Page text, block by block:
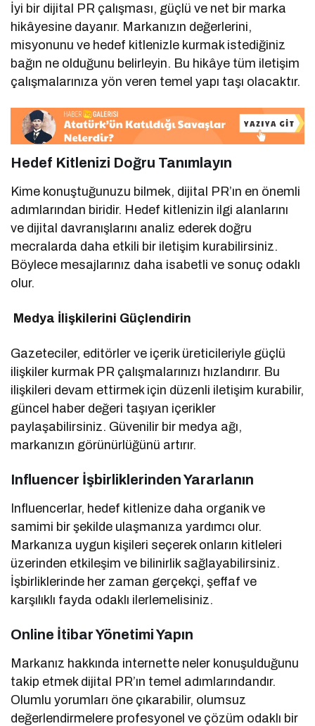
İyi bir dijital PR çalışması, güçlü ve net bir marka
hikâyesine dayanır. Markanızın değerlerini,
misyonunu ve hedef kitlenizle kurmak istediğiniz
bağın ne olduğunu belirleyin. Bu hikâye tüm iletişim
çalışmalarınıza yön veren temel yapı taşı olacaktır.
Hedef Kitlenizi Doğru Tanımlayın
Kime konuştuğunuzu bilmek, dijital PR’ın en önemli
adımlarından biridir. Hedef kitlenizin ilgi alanlarını
ve dijital davranışlarını analiz ederek doğru
mecralarda daha etkili bir iletişim kurabilirsiniz.
Böylece mesajlarınız daha isabetli ve sonuç odaklı
olur.
Medya İlişkilerini Güçlendirin
Gazeteciler, editörler ve içerik üreticileriyle güçlü
ilişkiler kurmak PR çalışmalarınızı hızlandırır. Bu
ilişkileri devam ettirmek için düzenli iletişim kurabilir,
güncel haber değeri taşıyan içerikler
paylaşabilirsiniz. Güvenilir bir medya ağı,
markanızın görünürlüğünü artırır.
Influencer İşbirliklerinden Yararlanın
Influencerlar, hedef kitlenize daha organik ve
samimi bir şekilde ulaşmanıza yardımcı olur.
Markanıza uygun kişileri seçerek onların kitleleri
üzerinden etkileşim ve bilinirlik sağlayabilirsiniz.
İşbirliklerinde her zaman gerçekçi, şeffaf ve
karşılıklı fayda odaklı ilerlemelisiniz.
Online İtibar Yönetimi Yapın
Markanız hakkında internette neler konuşulduğunu
takip etmek dijital PR’ın temel adımlarındandır.
Olumlu yorumları öne çıkarabilir, olumsuz
değerlendirmelere profesyonel ve çözüm odaklı bir